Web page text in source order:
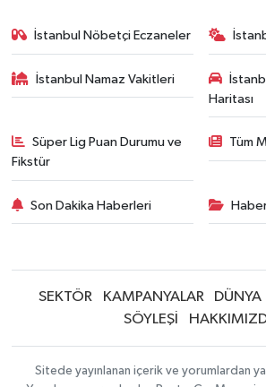
İstanbul Nöbetçi Eczaneler
İstanbul Namaz Vakitleri
Haritası
Süper Lig Puan Durumu ve
Fikstür
Tüm
Son Dakika Haberleri
SEKTÖR KAMPANYALAR DÜNYA
SÖYLEŞİ
Sitede yayınlanan içerik ve yorumlardan